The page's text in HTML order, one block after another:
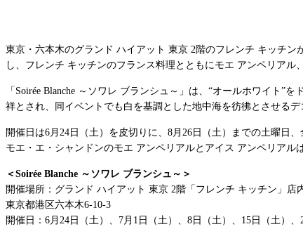
東京・六本木のグランド ハイアット 東京 2階のフレンチ キッチン
し、フレンチ キッチンのフランス料理とともにモエ アンペリアル
「Soirée Blanche ～ソワレ ブランシュ～」は、“オールホワイト
祥とされ、同イベントでも白を基調とした地中海を彷彿とさせる
開催日は6月24日（土）を皮切りに、8月26日（土）までの土曜日
モエ・エ・シャンドンのモエ アンペリアルとアイス アンペリアル
＜Soirée Blanche ～ソワレ ブランシュ～＞
開催場所：グランド ハイアット 東京 2階「フレンチ キッチン」店
東京都港区六本木6-10-3
開催日：6月24日（土）、7月1日（土）、8日（土）、15日（土）